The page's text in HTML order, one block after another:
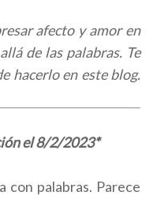
afecto y amor en
de las palabras. Te
hacerlo en este blog.
el 8/2/2023*
con palabras. Parece